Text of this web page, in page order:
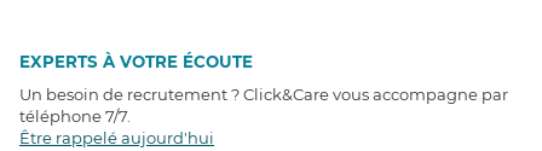
EXPERTS À VOTRE ÉCOUTE
Un besoin de recrutement ? Click&Care vous accompagne par
téléphone 7/7
Être rappelé aujourd'hui